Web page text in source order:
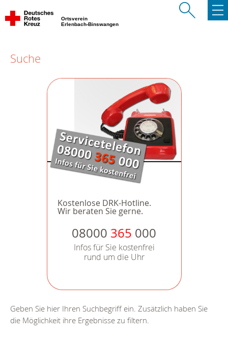
Ortsverein
Erlenbach-Binswangen
Suche
Kostenlose DRK-Hotline.
Wir beraten Sie gerne.
08000 365 000
Infos für Sie kostenfrei
rund um die Uhr
Geben Sie hier Ihren Suchbegriff ein. Zusätzlich haben Sie
die Möglichkeit ihre Ergebnisse zu filtern.